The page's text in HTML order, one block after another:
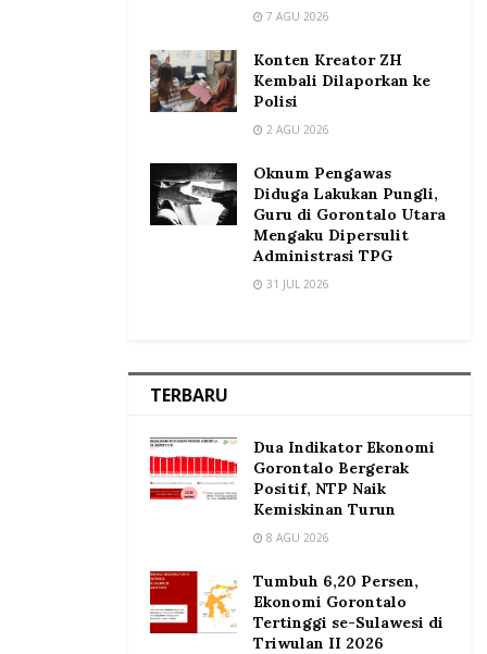
7 AGU 2026
Konten Kreator ZH
Kembali Dilaporkan ke
Polisi
2 AGU 2026
Oknum Pengawas
Diduga Lakukan Pungli,
Guru di Gorontalo Utara
Mengaku Dipersulit
Administrasi TPG
31 JUL 2026
TERBARU
Dua Indikator Ekonomi
Gorontalo Bergerak
Positif, NTP Naik
Kemiskinan Turun
8 AGU 2026
Tumbuh 6,20 Persen,
Ekonomi Gorontalo
Tertinggi se-Sulawesi di
Triwulan II 2026